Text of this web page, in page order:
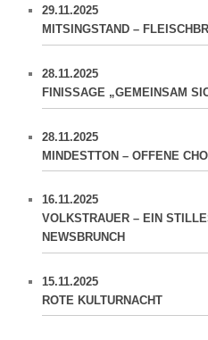
29.11.2025
MITSINGSTAND –
28.11.2025
FINISSAGE „GEMEINSAM
28.11.2025
MINDESTTON – OFFENE
16.11.2025
VOLKSTRAUER – EIN
NEWSBRUNCH
15.11.2025
ROTE KULTURNACHT